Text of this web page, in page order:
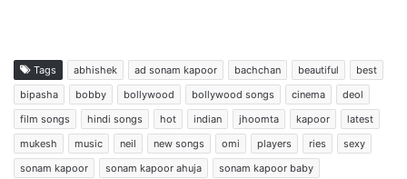
Tags abhishek ad sonam kapoor bachchan beautiful
best
bipasha
bobby bollywood bollywood songs cinema
deol
film songs
hindi songs hot indian jhoomta kapoor
latest
mukesh
music neil new songs omi players ries
sexy
sonam kapoor
sonam kapoor ahuja
sonam kapoor baby